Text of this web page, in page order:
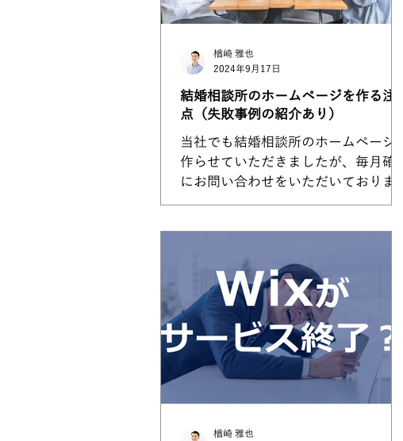
結婚相談所のホームページを作る注意
点（失敗事例の紹介あり）
当社でも結婚相談所のホームページを
作らせていただきましたが、毎月確実
にお問い合わせをいただいておりま
す。ただ単にホームページを作れば問
ムページにするのかをお話しします。
加えて、過去に私が制作した結婚相談
所のホ...
楢崎 雅也
2024年9月17日
楢崎 雅也